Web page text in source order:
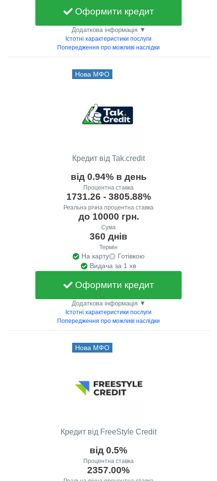
Оформити кредит
Додаткова інформація ▼
Істотні характеристики послуги
Попередження про можливі наслідки
Нова МФО
Кредит від Tak.credit
від 0.94% в день
Процентна ставка
1731.26 - 3805.88%
Реальна річна процентна ставка
до 10000 грн.
Сума
360 днів
Термін
На карту
Готівкою
Видача за 1 хв
Оформити кредит
Додаткова інформація ▼
Істотні характеристики послуги
Попередження про можливі наслідки
Нова МФО
Кредит від FreeStyle Credit
від 0.5%
Процентна ставка
2357.00%